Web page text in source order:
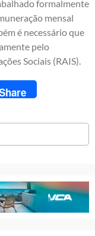
formalmente
mensal
é necessário que
pelo
Sociais (RAIS).